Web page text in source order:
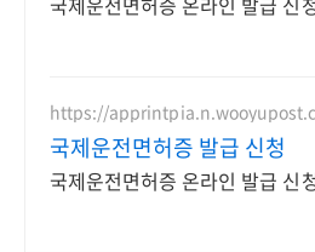
https://
국제운전면허증 발급 신청
국제운전면허증 온라인 발급 신